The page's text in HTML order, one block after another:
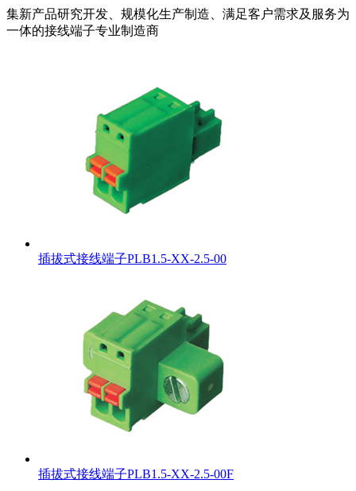
集新产品研究开发、规模化生产制造、满足客户需求及服务为
一体的接线端子专业制造商
插拔式接线端子PLB1.5-XX-2.5-00
插拔式接线端子PLB1.5-XX-2.5-00F